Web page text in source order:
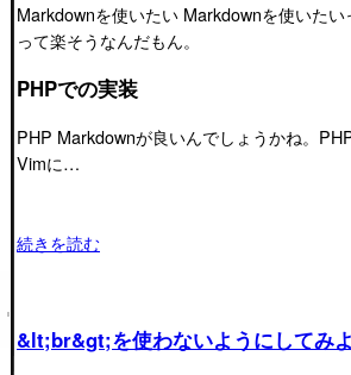
Markdownを使いたい Markdownを使いた
って楽そうなんだもん。
PHPでの実装
PHP Markdownが良いんでしょうかね。
Vimに…
続きを読む
&lt;br&gt;を使わないようにしてみ